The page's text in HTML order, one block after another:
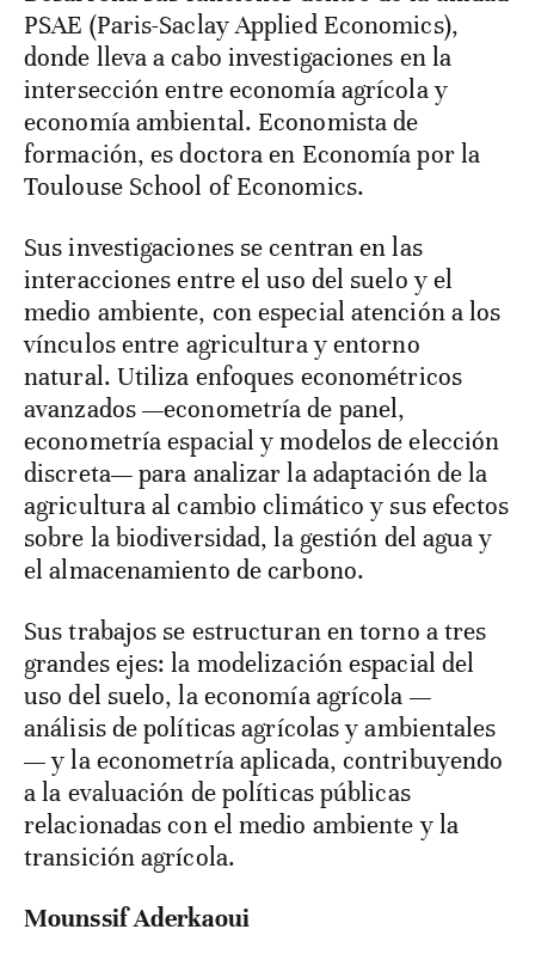
PSAE (Paris-Saclay Applied Economics),
donde lleva a cabo investigaciones en la
intersección entre economía agrícola y
economía ambiental. Economista de
formación, es doctora en Economía por la
Toulouse School of Economics.
Sus investigaciones se centran en las
interacciones entre el uso del suelo y el
medio ambiente, con especial atención a los
vínculos entre agricultura y entorno
natural. Utiliza enfoques econométricos
avanzados —econometría de panel,
econometría espacial y modelos de elección
discreta— para analizar la adaptación de la
agricultura al cambio climático y sus efectos
sobre la biodiversidad, la gestión del agua y
el almacenamiento de carbono.
Sus trabajos se estructuran en torno a tres
grandes ejes: la modelización espacial del
uso del suelo, la economía agrícola —
análisis de políticas agrícolas y ambientales
— y la econometría aplicada, contribuyendo
a la evaluación de políticas públicas
relacionadas con el medio ambiente y la
transición agrícola.
Mounssif Aderkaoui